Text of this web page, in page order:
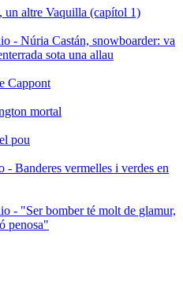
altre Vaquilla (capítol 1)
- Núria Castán, snowboarder: va
sota una allau
Cappont
mortal
pou
- Banderes vermelles i verdes en
- "Ser bomber té molt de glamur,
penosa"